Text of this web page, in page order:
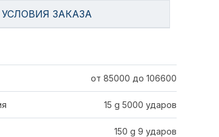
УСЛОВИЯ ЗАКАЗА
от 85000 до 106600
15 g 5000 ударов
150 g 9 ударов